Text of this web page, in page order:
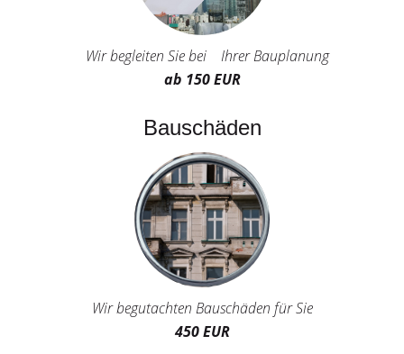
Wir begleiten Sie bei Ihrer Bauplanung
ab 150 EUR
Bauschäden
Wir begutachten Bauschäden für Sie
450 EUR